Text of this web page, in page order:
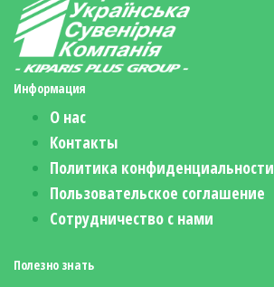
Информация
О нас
Контакты
Политика конфиденциальности
Пользовательское соглашение
Сотрудничество с нами
Полезно знать